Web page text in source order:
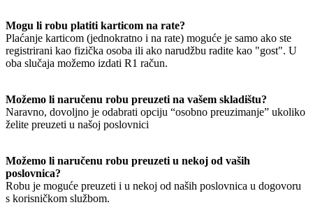
Mogu li robu platiti karticom na rate?
Plaćanje karticom (jednokratno i na rate) moguće je samo ako ste
registrirani kao fizička osoba ili ako narudžbu radite kao "gost". U
oba slučaja možemo izdati R1 račun.
Možemo li naručenu robu preuzeti na vašem skladištu?
Naravno, dovoljno je odabrati opciju “osobno preuzimanje” ukoliko
želite preuzeti u našoj poslovnici
Možemo li naručenu robu preuzeti u nekoj od vaših
poslovnica?
Robu je moguće preuzeti i u nekoj od naših poslovnica u dogovoru
s korisničkom službom.